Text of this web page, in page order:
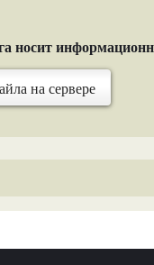
носит
на сервере